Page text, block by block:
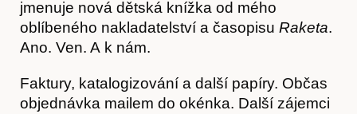
Hostcast
jmenuje nová dětská knížka od mého
oblíbeného nakladatelství a časopisu Raketa.
Ano. Ven. A k nám.
Faktury, katalogizování a další papíry. Občas
objednávka mailem do okénka. Další zájemci